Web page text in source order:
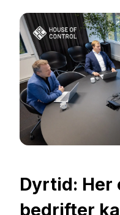
Dyrtid: Her
bedrifter